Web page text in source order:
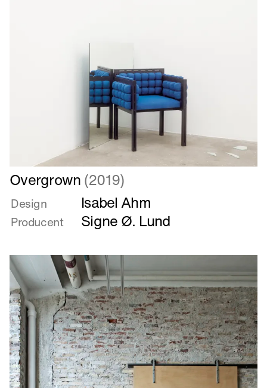
Læs
mere
om
Overgrown
Overgrown(2019)
Design Isabel Ahm
Producent Signe Ø. Lund